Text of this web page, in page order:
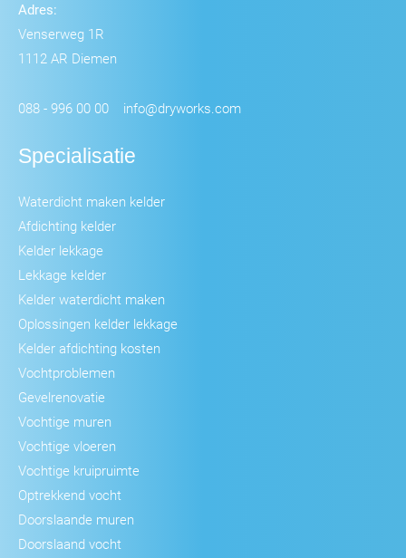
Adres:
Venserweg 1R
1112 AR Diemen
088 - 996 00 00 info@dryworks.com
Specialisatie
Waterdicht maken kelder
Afdichting kelder
Kelder lekkage
Lekkage kelder
Kelder waterdicht maken
Oplossingen kelder lekkage
Kelder afdichting kosten
Vochtproblemen
Gevelrenovatie
Vochtige muren
Vochtige vloeren
Vochtige kruipruimte
Optrekkend vocht
Doorslaande muren
Doorslaand vocht